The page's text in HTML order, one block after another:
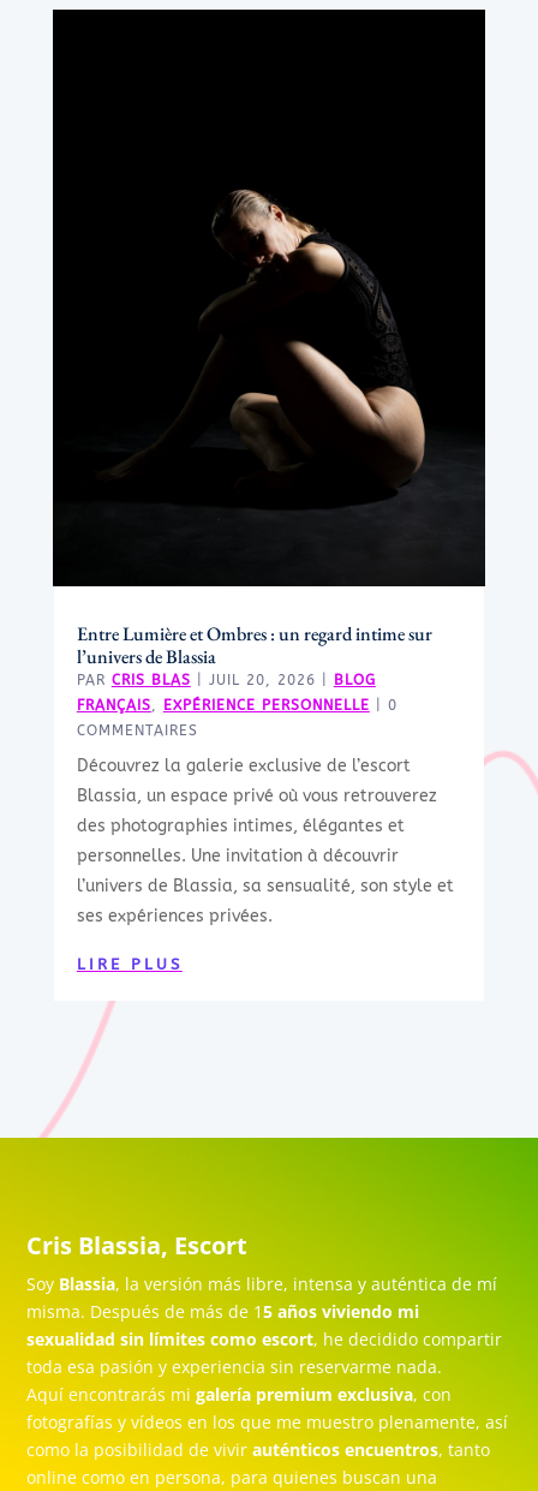
Entre Lumière et Ombres : un regard intime sur
l’univers de Blassia
PAR CRIS BLAS JUIL 20, 2026
BLOG
FRANÇAIS, EXPÉRIENCE PERSONNELLE | 0
COMMENTAIRES
Découvrez la galerie exclusive de l’escort
Blassia, un espace privé où vous retrouverez
des photographies intimes, élégantes et
personnelles. Une invitation à découvrir
l’univers de Blassia, sa sensualité, son style et
ses expériences privées.
LIRE PLUS
Cris Blassia, Escort
Soy Blassia, la versión más libre, intensa y auténtica de mí
misma. Después de más de 15 años viviendo mi
sexualidad sin límites como escort, he decidido compartir
toda esa pasión y experiencia sin reservarme nada.
Aquí encontrarás migalería premium exclusiva, con
fotografías y vídeos en los que me muestro plenamente, así
como la posibilidad de vivirauténticos encuentros, tanto
online como en persona, para quienes buscan una